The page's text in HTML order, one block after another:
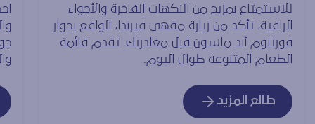
للاستمتاع بمزيج من النكهات الفاخرة والأجواء
الراقية، تأكد من زيارة مقهى فيرندا، الواقع بجوار
فورتنوم أند ماسون قبل مغادرتك. تقدم قائمة
الطعام المتنوعة طوال اليوم.
طالع المزيد